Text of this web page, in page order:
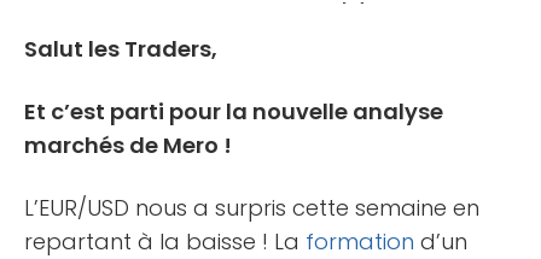
Salut les Traders,
Et c’est parti pour la nouvelle analyse
marchés de Mero !
L’EUR/USD nous a surpris cette semaine en
repartant à la baisse ! La formation d’un